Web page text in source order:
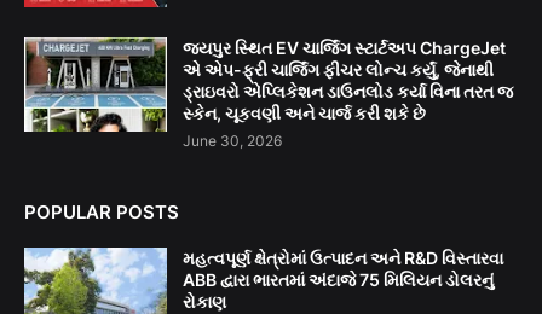
જયપુર સ્થિત EV ચાર્જિંગ સ્ટાર્ટઅપ ChargeJet
એ એપ-ફ્રી ચાર્જિંગ ફીચર લોન્ચ કર્યું, જેનાથી
ડ્રાઇવરો એપ્લિકેશન ડાઉનલોડ કર્યા વિના તરત જ
સ્કેન, ચૂકવણી અને ચાર્જ કરી શકે છે
June 30, 2026
POPULAR POSTS
મહત્વપૂર્ણ ક્ષેત્રોમાં ઉત્પાદન અને R&D વિસ્તારવા
ABB દ્વારા ભારતમાં અંદાજે 75 મિલિયન ડોલરનું
રોકાણ